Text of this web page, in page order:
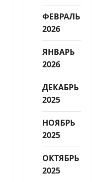
ФЕВРАЛЬ
2026
ЯНВАРЬ
2026
ДЕКАБРЬ
2025
НОЯБРЬ
2025
ОКТЯБРЬ
2025